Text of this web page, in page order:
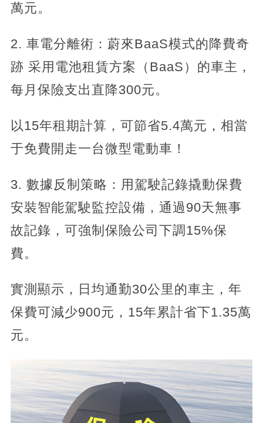
萬元。
2. 車電分離術：蔚來BaaS模式的降費奇
跡 采用電池租賃方案（BaaS）的車主，
每月保險支出直降300元。
以15年租期計算，可節省5.4萬元，相當
于免費開走一台微型電動車！
3. 數據反制策略：用駕駛記錄撬動保費
安裝智能駕駛監控設備，通過90天無事
故記錄，可強制保險公司下調15%保
費。
實測顯示，日均通勤30公里的車主，年
保費可減少900元，15年累計省下1.35萬
元。